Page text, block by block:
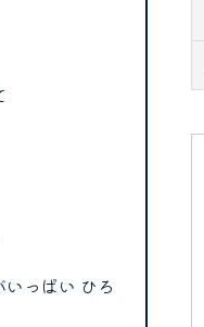
っぱい ひろ